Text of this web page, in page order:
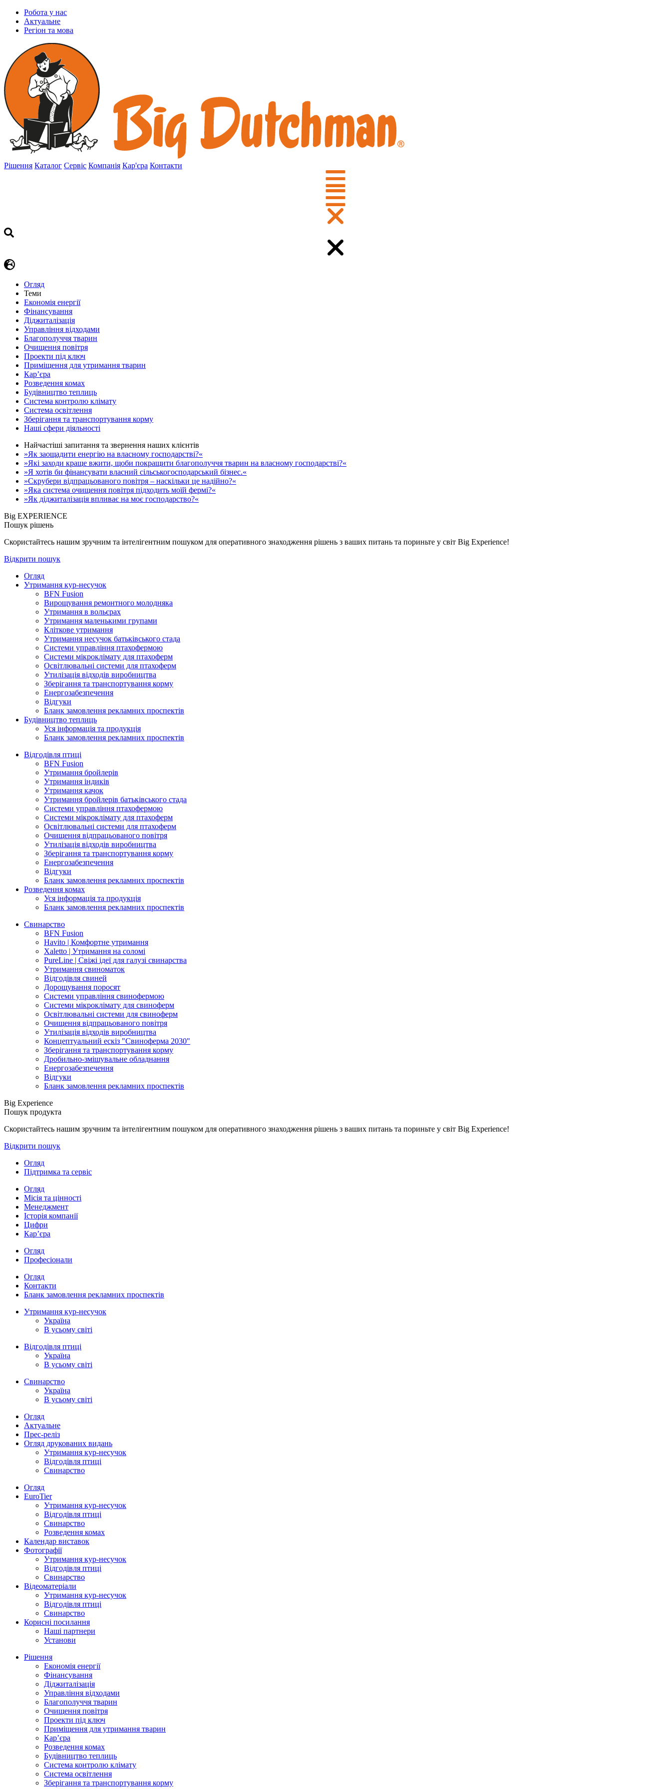
Робота у нас
Актуальне
Регіон та мова
Рішення Каталог Сервіс Компанія Кар'єра Контакти
Огляд
Теми
Економія енергії
Фінансування
Діджиталізація
Управління відходами
Благополуччя тварин
Очищення повітря
Проекти під ключ
Приміщення для утримання тварин
Кар’єра
Розведення комах
Будівництво теплиць
Система контролю клімату
Система освітлення
Зберігання та транспортування корму
Наші сфери діяльності
Найчастіші запитання та звернення наших клієнтів
»Як заощадити енергію на власному господарстві?«
»Які заходи краще вжити, щоби покращити благополуччя тварин на власному господарстві?«
»Я хотів би фінансувати власний сільськогосподарський бізнес.«
»Скрубери відпрацьованого повітря – наскільки це надійно?«
»Яка система очищення повітря підходить моїй фермі?«
»Як діджиталізація впливає на моє господарство?«
Big EXPERIENCE
Пошук рішень
Скористайтесь нашим зручним та інтелігентним пошуком для оперативного знаходження рішень з ваших питань та пориньте у світ Big Experience!
Відкрити пошук
Огляд
Утримання кур-несучок
BFN Fusion
Вирощування ремонтного молодняка
Утримання в вольєрах
Утримання маленькими групами
Кліткове утримання
Утримання несучок батьківського стада
Системи управління птахофермою
Системи мікроклімату для птахоферм
Освітлювальні системи для птахоферм
Утилізація відходів виробництва
Зберігання та транспортування корму
Енергозабезпечення
Відгуки
Бланк замовлення рекламних проспектів
Будівництво теплиць
Уся інформація та продукція
Бланк замовлення рекламних проспектів
Відгодівля птиці
BFN Fusion
Утримання бройлерів
Утримання індиків
Утримання качок
Утримання бройлерів батьківського стада
Системи управління птахофермою
Системи мікроклімату для птахоферм
Освітлювальні системи для птахоферм
Очищення відпрацьованого повітря
Утилізація відходів виробництва
Зберігання та транспортування корму
Енергозабезпечення
Відгуки
Бланк замовлення рекламних проспектів
Розведення комах
Уся інформація та продукція
Бланк замовлення рекламних проспектів
Свинарство
BFN Fusion
Havito | Комфортне утримання
Xaletto | Утримання на соломі
PureLine | Свіжі ідеї для галузі свинарства
Утримання свиноматок
Відгодівля свиней
Дорощування поросят
Системи управління свинофермою
Системи мікроклімату для свиноферм
Освітлювальні системи для свиноферм
Очищення відпрацьованого повітря
Утилізація відходів виробництва
Концептуальний ескіз "Свиноферма 2030"
Зберігання та транспортування корму
Дробильно-змішувальне обладнання
Енергозабезпечення
Відгуки
Бланк замовлення рекламних проспектів
Big Experience
Пошук продукта
Скористайтесь нашим зручним та інтелігентним пошуком для оперативного знаходження рішень з ваших питань та пориньте у світ Big Experience!
Відкрити пошук
Огляд
Підтримка та сервіс
Огляд
Місія та цінності
Менеджмент
Історія компанії
Цифри
Кар’єра
Огляд
Професіонали
Огляд
Контакти
Бланк замовлення рекламних проспектів
Утримання кур-несучок
Україна
В усьому світі
Відгодівля птиці
Україна
В усьому світі
Свинарство
Україна
В усьому світі
Огляд
Актуальне
Прес-реліз
Огляд друкованих видань
Утримання кур-несучок
Відгодівля птиці
Свинарство
Огляд
EuroTier
Утримання кур-несучок
Відгодівля птиці
Свинарство
Розведення комах
Календар виставок
Фотографії
Утримання кур-несучок
Відгодівля птиці
Свинарство
Відеоматеріали
Утримання кур-несучок
Відгодівля птиці
Свинарство
Корисні посилання
Наші партнери
Установи
Рішення
Економія енергії
Фінансування
Діджиталізація
Управління відходами
Благополуччя тварин
Очищення повітря
Проекти під ключ
Приміщення для утримання тварин
Кар’єра
Розведення комах
Будівництво теплиць
Система контролю клімату
Система освітлення
Зберігання та транспортування корму